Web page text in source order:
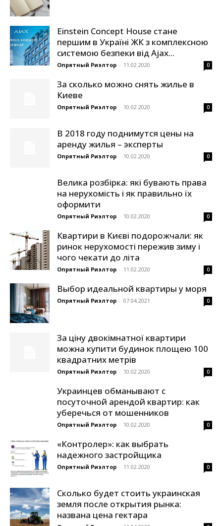
Einstein Concept House стане
першим в Україні ЖК з комплексною
системою безпеки від Ajax...
Опрятный Риэлтор - 11.02.2020 0
За сколько можно снять жилье в
Киеве
Опрятный Риэлтор - 10.02.2020 0
В 2018 году поднимутся цены на
аренду жилья – эксперты
Опрятный Риэлтор - 10.02.2020 0
Велика розбірка: які бувають права
на нерухомість і як правильно їх
оформити
Опрятный Риэлтор - 10.02.2020 0
Квартири в Києві подорожчали: як
ринок нерухомості пережив зиму і
чого чекати до літа
Опрятный Риэлтор - 11.02.2020 0
Выбор идеальной квартиры у моря
Опрятный Риэлтор - 07.04.2021 0
За ціну двокімнатної квартири
можна купити будинок площею 100
квадратних метрів
Опрятный Риэлтор - 10.02.2020 0
Украинцев обманывают с
посуточной арендой квартир: как
уберечься от мошенников
Опрятный Риэлтор - 10.02.2020 0
«Контролер»: как выбрать
надежного застройщика
Опрятный Риэлтор - 11.02.2020 0
Сколько будет стоить украинская
земля после открытия рынка:
названа цена гектара